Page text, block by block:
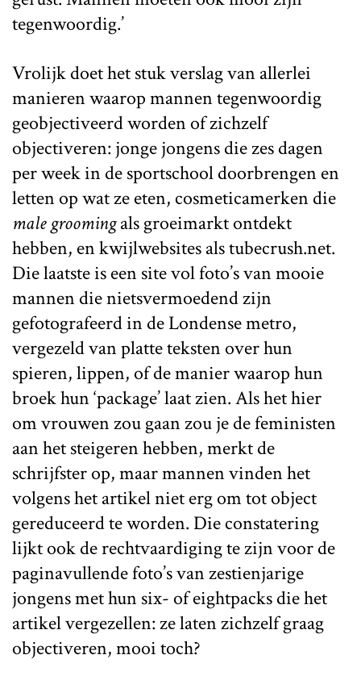
tegenwoordig.’
Vrolijk doet het stuk verslag van allerlei
manieren waarop mannen tegenwoordig
geobjectiveerd worden of zichzelf
objectiveren: jonge jongens die zes dagen
per week in de sportschool doorbrengen en
letten op wat ze eten, cosmeticamerken die
male groomingals groeimarkt ontdekt
hebben, en kwijlwebsites als tubecrush.net.
Die laatste is een site vol foto’s van mooie
mannen die nietsvermoedend zijn
gefotografeerd in de Londense metro,
vergezeld van platte teksten over hun
spieren, lippen, of de manier waarop hun
broek hun ‘package’ laat zien. Als het hier
om vrouwen zou gaan zou je de feministen
aan het steigeren hebben, merkt de
schrijfster op, maar mannen vinden het
volgens het artikel niet erg om tot object
gereduceerd te worden. Die constatering
lijkt ook de rechtvaardiging te zijn voor de
paginavullende foto’s van zestienjarige
jongens met hun six- of eightpacks die het
artikel vergezellen: ze laten zichzelf graag
objectiveren, mooi toch?